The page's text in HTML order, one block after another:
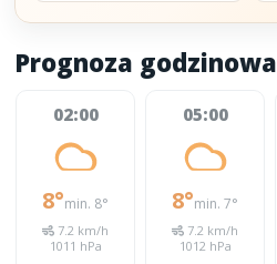
Prognoza godzinowa
02:00
8°min. 8°
7.2 km/h
1011 hPa
05:00
8°min. 7°
7.2 km/h
1012 hPa